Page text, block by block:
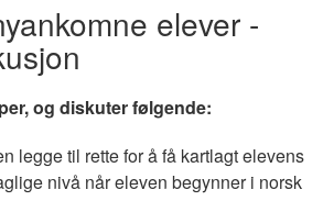
elever -
og diskuter følgende:
legge til rette for å få kartlagt elevens
nivå når eleven begynner i norsk